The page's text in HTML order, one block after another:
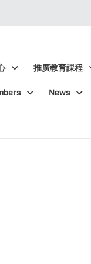
推廣教育課程
News